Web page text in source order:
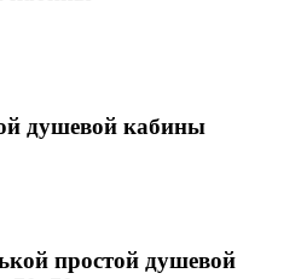
душевой кабины
простой душевой